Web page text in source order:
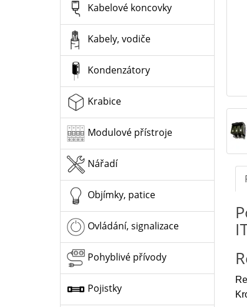
Kabelové koncovky
Kabely, vodiče
Kondenzátory
Krabice
Modulové přístroje
Nářadí
Objímky, patice
Ovládání, signalizace
Pohyblivé přívody
Pojistky